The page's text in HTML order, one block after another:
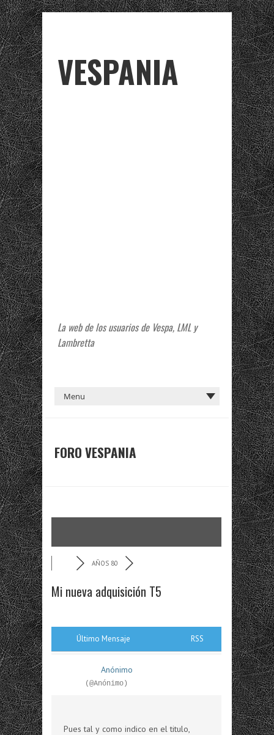
VESPANIA
La web de los usuarios de Vespa, LML y
Lambretta
FORO VESPANIA
AÑOS 80
Mi nueva adquisición T5
Último Mensaje RSS
Anónimo
(@Anónimo)
Pues tal y como indico en el titulo,